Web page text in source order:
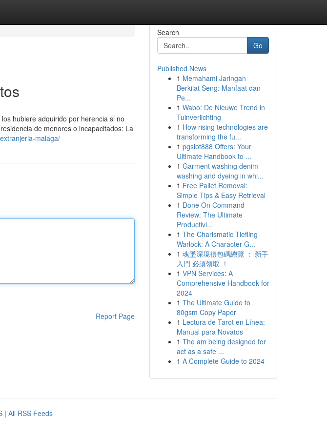
hubiere adquirido por herencia si no
de menores o incapacitados: La
malaga/
Report Page
Search
Go
Published News
1 Memahami Jaringan
Berkilat Seng: Manfaat dan
Pe...
1 Wabo: De Nieuwe Trend in
Tuinverlichting
1 How rising technologies are
transforming the fu...
1 pgslot888 Offers: Your
Ultimate Handbook to ...
1 Garment washing denim
washing and dyeing in whi...
1 Free Pallet Removal:
Simple Tips & Easy Retrieval
1 Done On Command
Review: The Ultimate
Productivi...
1 The Charismatic Tiefling
Warlock: A Character G...
1 魂墜深境禮包碼總覽 ： 新手
入門 必須領取 ！
1 VPN Services: A
Comprehensive Handbook for
2024
1 The Ultimate Guide to
80gsm Copy Paper
1 Lectura de Tarot en Línea:
Manual para Novatos
1 The am being designed for
act as a safe ...
1 A Complete Guide to 2024
| All RSS Feeds